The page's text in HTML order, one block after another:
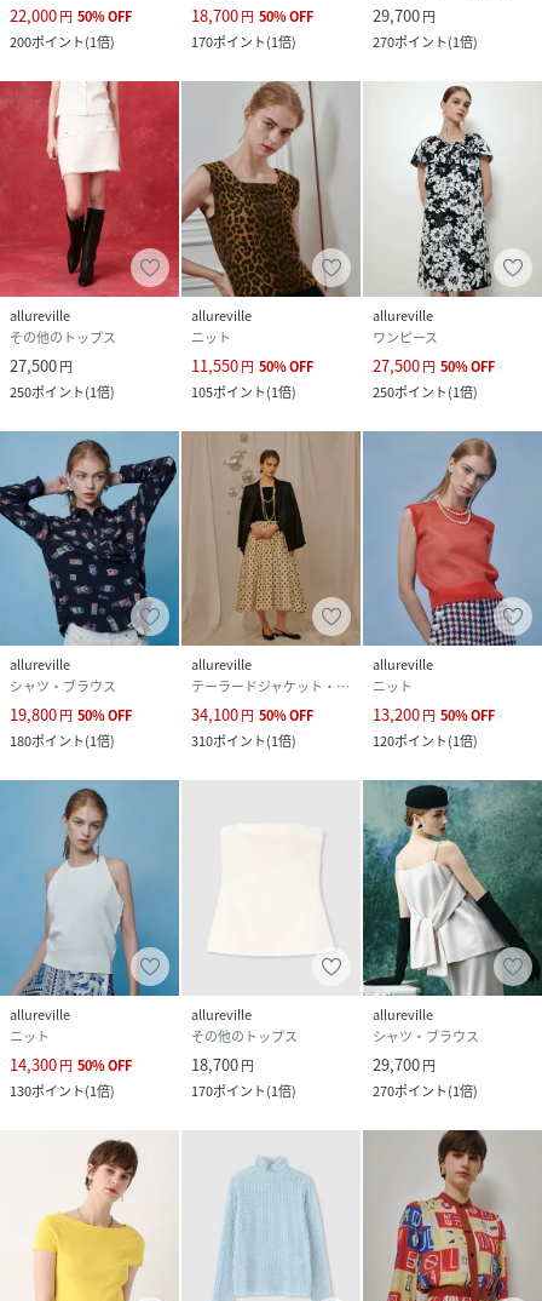
22,000円 50%OFF
200ポイント(1倍)
18,700円 50%OFF
170ポイント(1倍)
29,700円
270ポイント(1倍)
allureville
その他のトップス
27,500円
250ポイント(1倍)
allureville
ニット
11,550円 50%OFF
105ポイント(1倍)
allureville
ワンピース
27,500円 50%OFF
250ポイント(1倍)
allureville
シャツ・ブラウス
19,800円 50%OFF
180ポイント(1倍)
allureville
テーラードジャケット・ブレザー
34,100円 50%OFF
310ポイント(1倍)
allureville
ニット
13,200円 50%OFF
120ポイント(1倍)
allureville
ニット
14,300円 50%OFF
130ポイント(1倍)
allureville
その他のトップス
18,700円
170ポイント(1倍)
allureville
シャツ・ブラウス
29,700円
270ポイント(1倍)